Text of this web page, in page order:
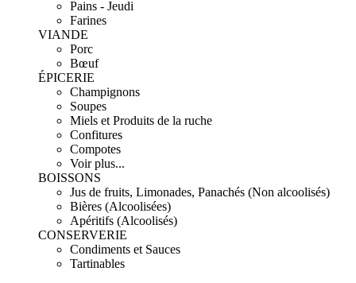
Pains - Jeudi
Farines
VIANDE
Porc
Bœuf
ÉPICERIE
Champignons
Soupes
Miels et Produits de la ruche
Confitures
Compotes
Voir plus...
BOISSONS
Jus de fruits, Limonades, Panachés (Non alcoolisés)
Bières (Alcoolisées)
Apéritifs (Alcoolisés)
CONSERVERIE
Condiments et Sauces
Tartinables